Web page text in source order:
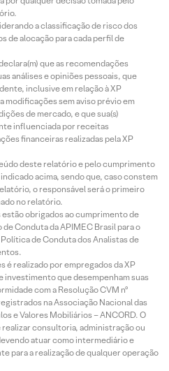
a classificação de risco dos
de alocação para cada perfil de
que as recomendações
análises e opiniões pessoais, que
inclusive em relação à XP
modificações sem aviso prévio em
de mercado, e que sua(s)
influenciada por receitas
financeiras realizadas pela XP
deste relatório e pelo cumprimento
acima, sendo que, caso constem
o responsável será o primeiro
no relatório.
obrigados ao cumprimento de
Conduta da APIMEC Brasil para o
de Conduta dos Analistas de
é realizado por empregados da XP
investimento que desempenham suas
com a Resolução CVM nº
na Associação Nacional das
e Valores Mobiliários – ANCORD. O
consultoria, administração ou
atuar como intermediário e
para a realização de qualquer operação